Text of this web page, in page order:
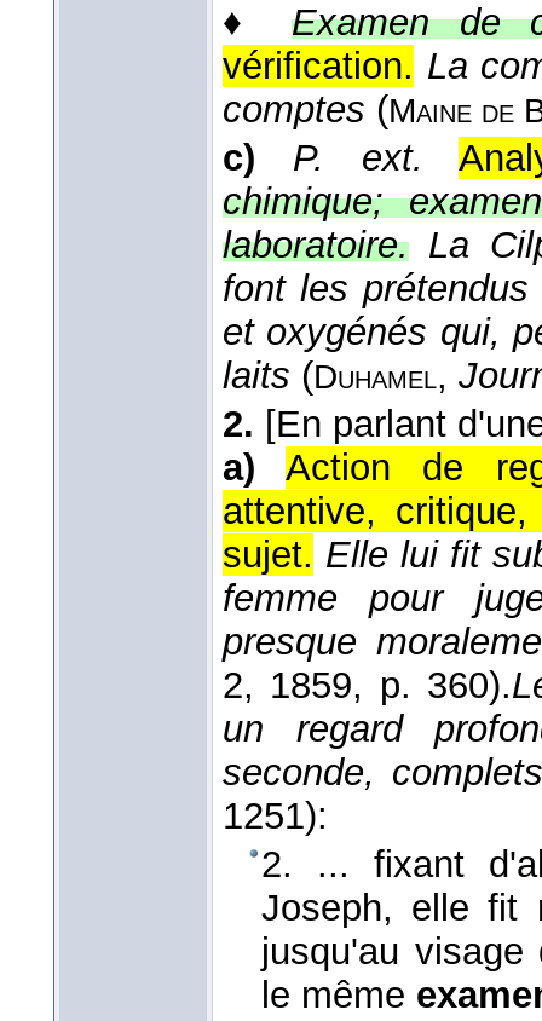
♦ Examen de
vérification. La
comptes (Maine de
c) P. ext.
chimique;
laboratoire. La
font les
et oxygénés qui,
laits (Duhamel,
2. [En parlant
a)
Action de
attentive,
sujet. Elle lui fit
femme pour
presque
2, 1859, p. 360).
un regard
seconde,
1251):
2. ... fixant
Joseph, elle fit
jusqu'au
le même